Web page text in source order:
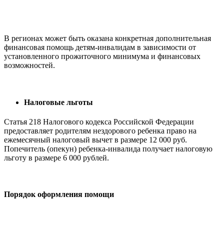
В регионах может быть оказана конкретная дополнительная
финансовая помощь детям-инвалидам в зависимости от
установленного прожиточного минимума и финансовых
возможностей.
Налоговые льготы
Статья 218 Налогового кодекса Российской Федерации
предоставляет родителям нездорового ребенка право на
ежемесячный налоговый вычет в размере 12 000 руб.
Попечитель (опекун) ребенка-инвалида получает налоговую
льготу в размере 6 000 рублей.
Порядок оформления помощи